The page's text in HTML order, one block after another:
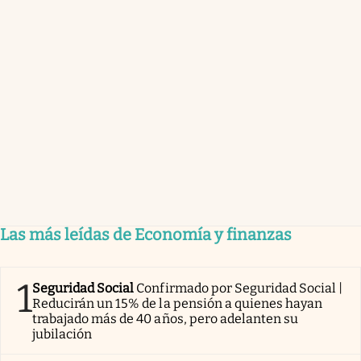
Las más leídas de Economía y finanzas
1Seguridad Social Confirmado por Seguridad Social |
Reducirán un 15% de la pensión a quienes hayan
trabajado más de 40 años, pero adelanten su
jubilación